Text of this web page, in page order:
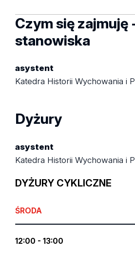
Czym się zajmuję
stanowiska
asystent
Katedra Historii Wychowania i
Dyżury
asystent
Katedra Historii Wychowania i
DYŻURY CYKLICZNE
ŚRODA
12:00 - 13:00